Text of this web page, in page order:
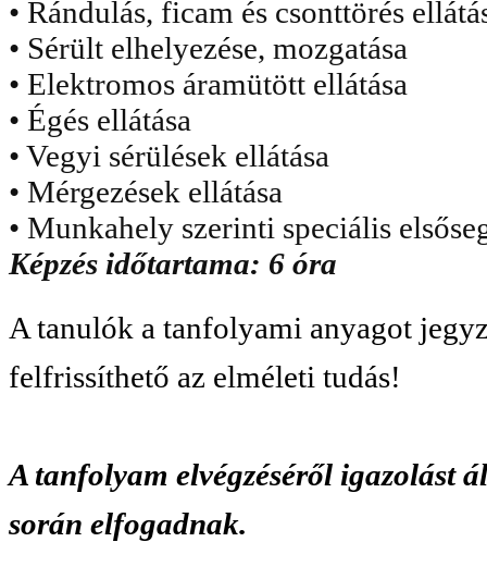
• Rándulás, ficam és csonttörés
• Sérült elhelyezése, mozgatása
• Elektromos áramütött ellátása
• Égés ellátása
• Vegyi sérülések ellátása
• Mérgezések ellátása
• Munkahely szerinti speciális
Képzés időtartama: 6 óra
A tanulók a tanfolyami anyagot
felfrissíthető az elméleti tudás!
A tanfolyam elvégzéséről igazolást
során elfogadnak.